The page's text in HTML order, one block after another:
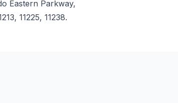
Eastern Parkway,
11225, 11238.